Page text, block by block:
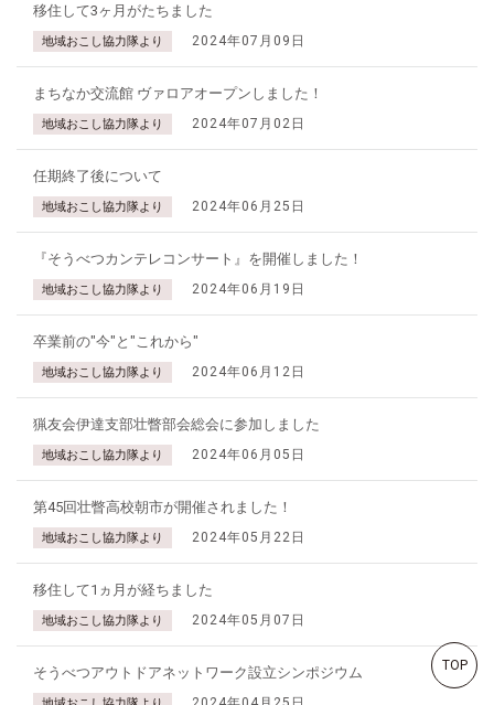
移住して3ヶ月がたちました
地域おこし協力隊より 2024年07月09日
まちなか交流館 ヴァロアオープンしました！
地域おこし協力隊より 2024年07月02日
任期終了後について
地域おこし協力隊より 2024年06月25日
『そうべつカンテレコンサート』を開催しました！
地域おこし協力隊より 2024年06月19日
卒業前の"今"と"これから"
地域おこし協力隊より 2024年06月12日
猟友会伊達支部壮瞥部会総会に参加しました
地域おこし協力隊より 2024年06月05日
第45回壮瞥高校朝市が開催されました！
地域おこし協力隊より 2024年05月22日
移住して1ヵ月が経ちました
地域おこし協力隊より 2024年05月07日
そうべつアウトドアネットワーク設立シンポジウム TOP